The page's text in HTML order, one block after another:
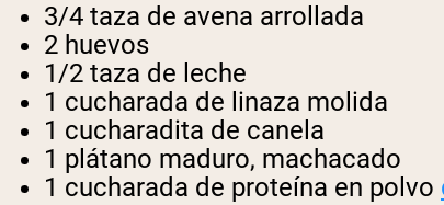
3/4 taza de avena arrollada
2 huevos
1/2 taza de leche
1 cucharada de linaza molida
1 cucharadita de canela
1 plátano maduro, machacado
1 cucharada de proteína en polvo